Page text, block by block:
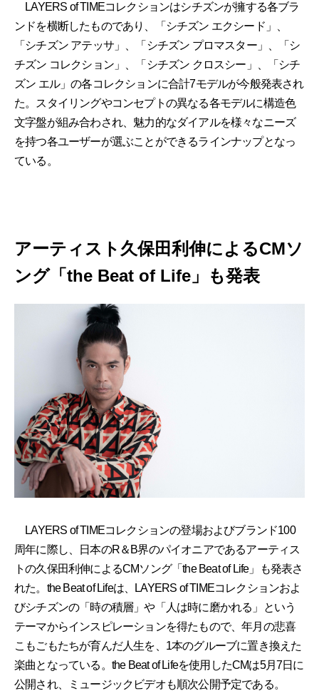
LAYERS of TIMEコレクションはシチズンが擁する各ブラ
ンドを横断したものであり、「シチズン エクシード」、
「シチズン アテッサ」、「シチズン プロマスター」、「シ
チズン コレクション」、「シチズン クロスシー」、「シチ
ズン エル」の各コレクションに合計7モデルが今般発表され
た。スタイリングやコンセプトの異なる各モデルに構造色
文字盤が組み合わされ、魅力的なダイアルを様々なニーズ
を持つ各ユーザーが選ぶことができるラインナップとなっ
ている。
アーティスト久保田利伸によるCMソ
ング「the Beat of Life」も発表
LAYERS of TIMEコレクションの登場およびブランド100
周年に際し、日本のR＆B界のパイオニアであるアーティス
トの久保田利伸によるCMソング「the Beat of Life」も発表さ
れた。the Beat of Lifeは、LAYERS of TIMEコレクションおよ
びシチズンの「時の積層」や「人は時に磨かれる」という
テーマからインスピレーションを得たもので、年月の悲喜
こもごもたちが育んだ人生を、1本のグルーブに置き換えた
楽曲となっている。the Beat of Lifeを使用したCMは5月7日に
公開され、ミュージックビデオも順次公開予定である。